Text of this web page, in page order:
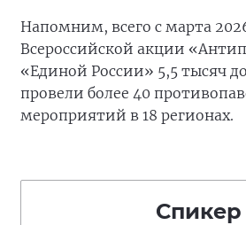
Напомним, всего с марта
Всероссийской акции
«Единой России» 5,5 тысяч
провели более 40
мероприятий в 18 регионах.
Спикер